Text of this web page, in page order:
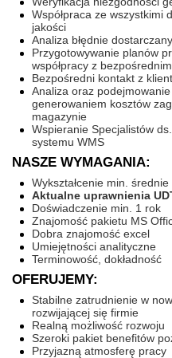
Współpraca ze wszystkimi
jakości
Analiza błędnie
Przygotowywanie planów
współpracy z
Bezpośredni kontakt z
Analiza oraz
generowaniem kosztów
magazynie
Wspieranie Specjalistów
systemu WMS
NASZE WYMAGANIA:
Wykształcenie min. średnie
Aktualne uprawnienia
Doświadczenie min. 1 rok
Znajomość pakietu MS
Dobra znajomość excel
Umiejętności analityczne
Terminowość, dokładność
OFERUJEMY:
Stabilne zatrudnienie w
rozwijającej się firmie
Realną możliwość rozwoju
Szeroki pakiet benefitów
Przyjazną atmosferę pracy